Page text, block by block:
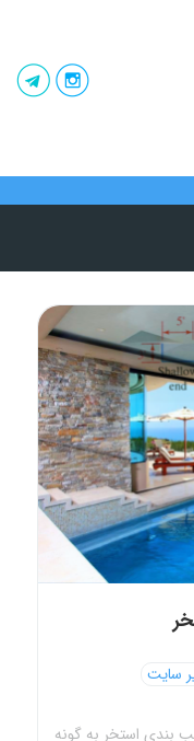
سایت
بندی استخر به گونه